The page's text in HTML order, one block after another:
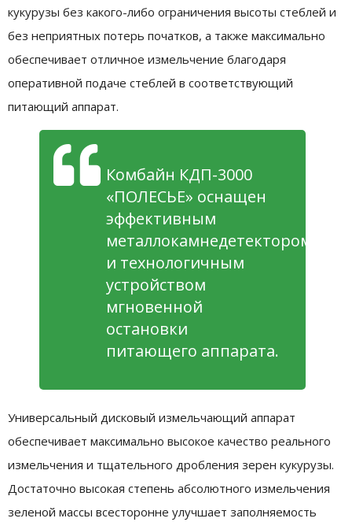
кукурузы без какого-либо ограничения высоты стеблей и
без неприятных потерь початков, а также максимально
обеспечивает отличное измельчение благодаря
оперативной подаче стеблей в соответствующий
питающий аппарат.
Комбайн КДП-3000
«ПОЛЕСЬЕ» оснащен
эффективным
металлокамнедетектором
и технологичным
устройством
мгновенной
остановки
питающего аппарата.
Универсальный дисковый измельчающий аппарат
обеспечивает максимально высокое качество реального
измельчения и тщательного дробления зерен кукурузы.
Достаточно высокая степень абсолютного измельчения
зеленой массы всесторонне улучшает заполняемость